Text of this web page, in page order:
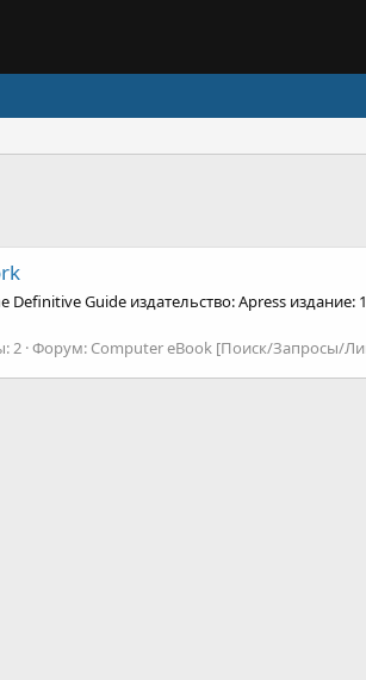
Guide издательство: Apress издание:
2 Форум: Computer eBook [Поиск/Запросы/